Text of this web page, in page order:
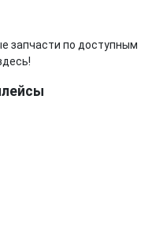
запчасти по доступным